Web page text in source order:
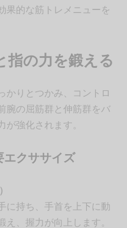
果的な筋トレメニューを
指の力を鍛える
かりとつかみ、コントロ
腕の屈筋群と伸筋群をバ
強化されます。
クササイズ
に持ち、手首を上下に動
、握力が向上します。